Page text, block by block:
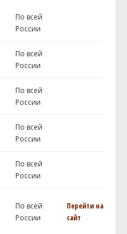
По всей
России
По всей
России
По всей
России
По всей
России
По всей
России
По всей
России
Перейти на
сайт